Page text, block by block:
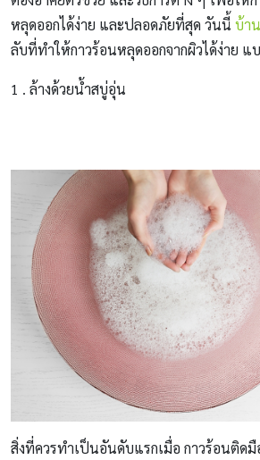
หลุดออกได้ง่าย และปลอดภัยที่สุด วันนี้ บ้า
ลับที่ทำให้กาวร้อนหลุดออกจากผิวได้ง่าย แ
1 . ล้างด้วยน้ำสบู่อุ่น
สิ่งที่ควรทำเป็นอันดับแรกเมื่อ กาวร้อนติดมื